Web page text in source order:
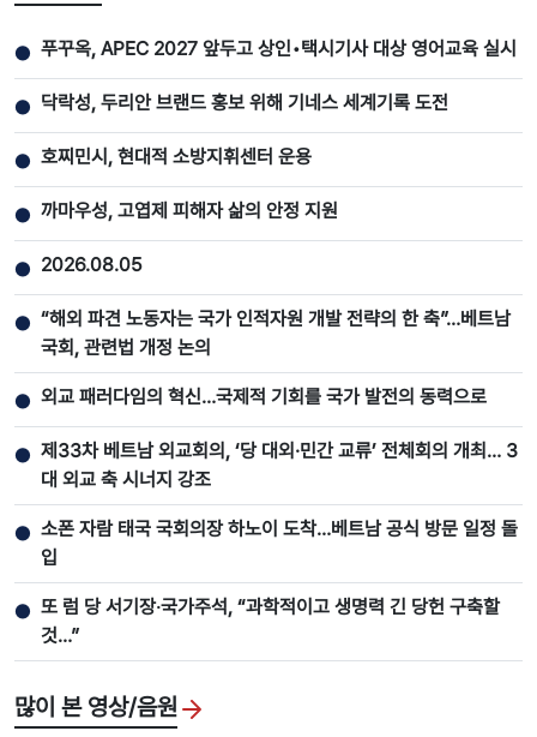
● 푸꾸옥, APEC 2027 앞두고 상인•택시기사 대상 영어교육 실시
● 닥락성, 두리안 브랜드 홍보 위해 기네스 세계기록 도전
● 호찌민시, 현대적 소방지휘센터 운용
● 까마우성, 고엽제 피해자 삶의 안정 지원
● 2026.08.05
● “해외 파견 노동자는 국가 인적자원 개발 전략의 한 축”…베트남
국회, 관련법 개정 논의
● 외교 패러다임의 혁신…국제적 기회를 국가 발전의 동력으로
● 제33차 베트남 외교회의, ‘당 대외·민간 교류’ 전체회의 개최… 3
대 외교 축 시너지 강조
● 소폰 자람 태국 국회의장 하노이 도착…베트남 공식 방문 일정 돌
입
● 또 럼 당 서기장‧국가주석, “과학적이고 생명력 긴 당헌 구축할
것…”
많이 본 영상/음원